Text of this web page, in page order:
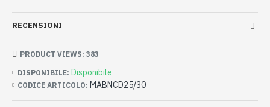
RECENSIONI
DISPONIBILE: Disponibile
CODICE ARTICOLO: MABNCD25/30
PRODUCT VIEWS: 383